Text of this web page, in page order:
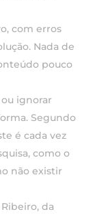
com erros
Nada de
pouco
ignorar
Segundo
é cada vez
como o
não existir
da